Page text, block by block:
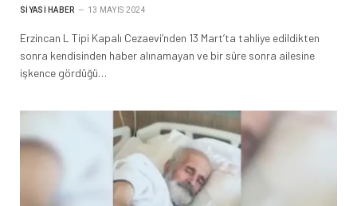
SIYASI HABER 13 MAYIS 2024
Erzincan L Tipi Kapalı Cezaevi’nden 13 Mart’ta tahliye edildikten
sonra kendisinden haber alınamayan ve bir süre sonra ailesine
işkence gördüğü…